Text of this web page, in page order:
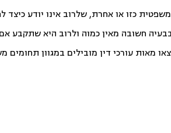
כזו או אחרת, שלרוב אינו יודע
חשובה מאין כמוה ולרוב היא שתקבע
עורכי דין מובילים במגוון תחומים